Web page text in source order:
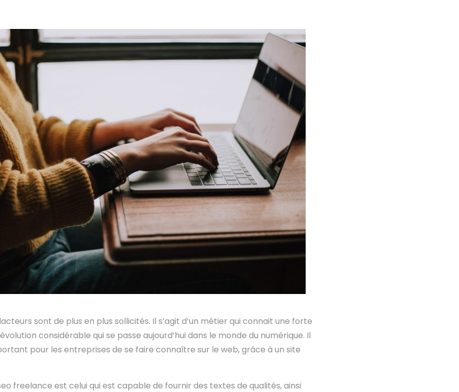
sont de plus en plus sollicités. Il s’agit d’un métier qui connait une forte
considérable qui se passe aujourd’hui dans le monde du numérique. Il
pour les entreprises de se faire connaître sur le web, grâce à un site
freelance est celui qui est capable de fournir des textes de qualités, ainsi